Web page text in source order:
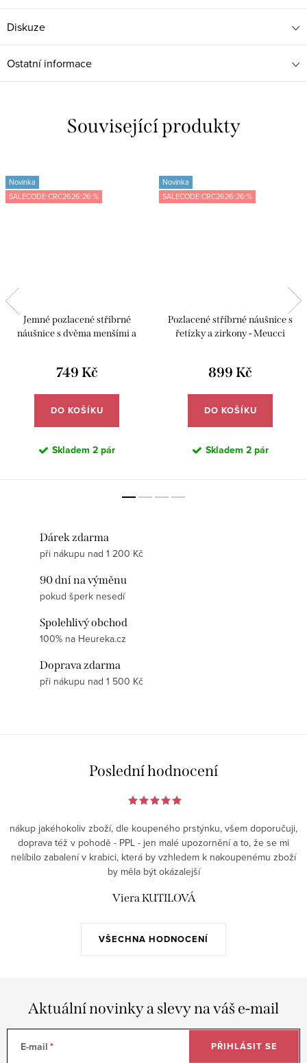
Diskuze
Ostatní informace
Související produkty
Novinka
SALECODE:CRC2626:26:%
Jemné pozlacené stříbrné
náušnice s dvěma menšími a
749 Kč
DO KOŠÍKU
Skladem 2 pár
Novinka
SALECODE:CRC2626:26:%
Pozlacené stříbrné náušnice s
řetízky a zirkony - Meucci
899 Kč
DO KOŠÍKU
Skladem 2 pár
Dárek zdarma
při nákupu nad 1 200 Kč
90 dní na výměnu
pokud šperk nesedí
Spolehlivý obchod
100% na Heureka.cz
Doprava zdarma
při nákupu nad 1 500 Kč
Poslední hodnocení
VŠECHNA HODNOCENÍ
nákup jakéhokoliv zboží, dle koupeného prstýnku, všem doporučuji,
doprava též v pohodě - PPL - jen malé upozornění a to, že se mi
nelíbilo zabalení v krabici, která by vzhledem k nakoupenému zboží
by měla být okázalejší
Viera KUTILOVÁ
Aktuální novinky a slevy na váš e-mail
E-mail PŘIHLÁSIT SE